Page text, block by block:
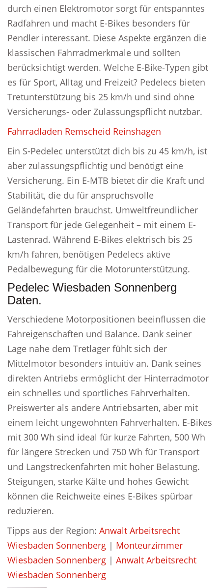
durch einen Elektromotor sorgt für entspanntes
Radfahren und macht E-Bikes besonders für
Pendler interessant. Diese Aspekte ergänzen die
klassischen Fahrradmerkmale und sollten
berücksichtigt werden. Welche E-Bike-Typen gibt
es für Sport, Alltag und Freizeit? Pedelecs bieten
Tretunterstützung bis 25 km/h und sind ohne
Versicherungs- oder Zulassungspflicht nutzbar.
Fahrradladen Remscheid Reinshagen
Ein S-Pedelec unterstützt dich bis zu 45 km/h, ist
aber zulassungspflichtig und benötigt eine
Versicherung. Ein E-MTB bietet dir die Kraft und
Stabilität, die du für anspruchsvolle
Geländefahrten brauchst. Umweltfreundlicher
Transport für jede Gelegenheit – mit einem E-
Lastenrad. Während E-Bikes elektrisch bis 25
km/h fahren, benötigen Pedelecs aktive
Pedalbewegung für die Motorunterstützung.
Pedelec Wiesbaden Sonnenberg
Daten.
Verschiedene Motorpositionen beeinflussen die
Fahreigenschaften und Balance. Dank seiner
Lage nahe dem Tretlager fühlt sich der
Mittelmotor besonders intuitiv an. Dank seines
direkten Antriebs ermöglicht der Hinterradmotor
ein schnelles und sportliches Fahrverhalten.
Preiswerter als andere Antriebsarten, aber mit
einem leicht ungewohnten Fahrverhalten. E-Bikes
mit 300 Wh sind ideal für kurze Fahrten, 500 Wh
für längere Strecken und 750 Wh für Transport
und Langstreckenfahrten mit hoher Belastung.
Steigungen, starke Kälte und hohes Gewicht
können die Reichweite eines E-Bikes spürbar
reduzieren.
Tipps aus der Region: Anwalt Arbeitsrecht
Wiesbaden Sonnenberg | Monteurzimmer
Wiesbaden Sonnenberg | Anwalt Arbeitsrecht
Wiesbaden Sonnenberg